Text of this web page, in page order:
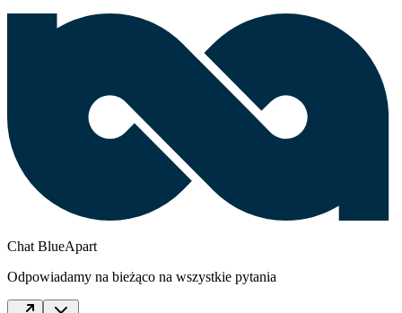
Chat BlueApart
Odpowiadamy na bieżąco na wszystkie pytania